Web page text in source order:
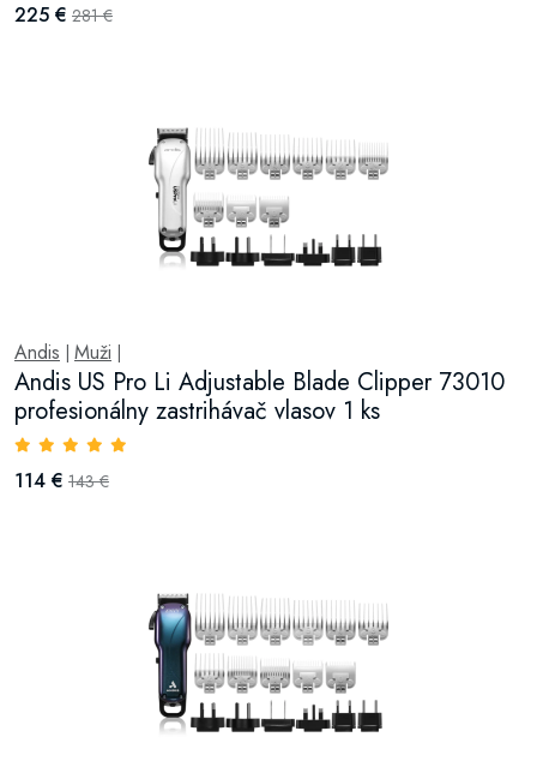
225 € 281 €
Andis Muži
Andis US Pro Li Adjustable Blade Clipper 73010
profesionálny zastrihávač vlasov 1 ks
114 € 143 €